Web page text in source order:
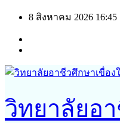
Skip
8 สิงหาคม 2026 16:45
วิทยาลัยอ